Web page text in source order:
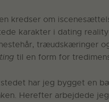
kredser om
karakter i dating
træudskæringer
til en form for
har jeg bygget en
Herefter arbejdede